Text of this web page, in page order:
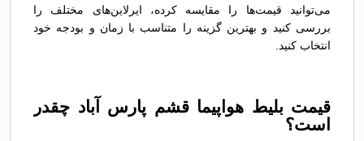
می‌توانید قیمت‌ها را مقایسه کرده، ایرلاین‌های مختلف را
بررسی کنید و بهترین گزینه را متناسب با زمان و بودجه خود
انتخاب کنید.
قیمت بلیط هواپیما قشم پارس آباد چقدر
است؟